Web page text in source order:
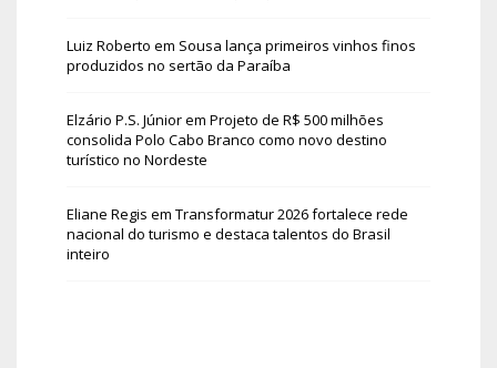
Luiz Roberto em Sousa lança primeiros vinhos finos
produzidos no sertão da Paraíba
Elzário P.S. Júniorem Projeto de R$ 500 milhões
consolida Polo Cabo Branco como novo destino
turístico no Nordeste
Eliane Regis em Transformatur 2026 fortalece rede
nacional do turismo e destaca talentos do Brasil
inteiro